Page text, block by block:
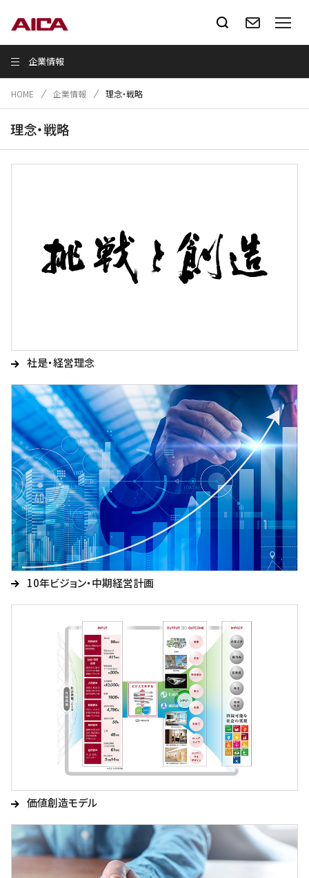
企業情報
HOME 企業情報 理念・戦略
理念・戦略
社是・経営理念
10年ビジョン・中期経営計画
価値創造モデル